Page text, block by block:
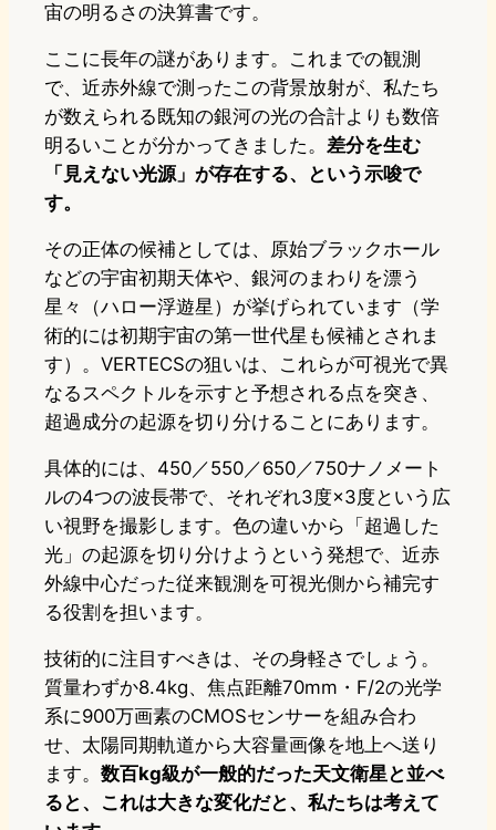
宙の明るさの決算書です。
ここに長年の謎があります。これまでの観測
で、近赤外線で測ったこの背景放射が、私たち
が数えられる既知の銀河の光の合計よりも数倍
明るいことが分かってきました。 差分を生む
「見えない光源」が存在する、という示唆で
す。
その正体の候補としては、原始ブラックホール
などの宇宙初期天体や、銀河のまわりを漂う
星々（ハロー浮遊星）が挙げられています（学
術的には初期宇宙の第一世代星も候補とされま
す）。VERTECSの狙いは、これらが可視光で異
なるスペクトルを示すと予想される点を突き、
超過成分の起源を切り分けることにあります。
具体的には、450／550／650／750ナノメート
ルの4つの波長帯で、それぞれ3度×3度という広
い視野を撮影します。色の違いから「超過した
光」の起源を切り分けようという発想で、近赤
外線中心だった従来観測を可視光側から補完す
る役割を担います。
技術的に注目すべきは、その身軽さでしょう。
質量わずか8.4kg、焦点距離70mm・F/2の光学
系に900万画素のCMOSセンサーを組み合わ
せ、太陽同期軌道から大容量画像を地上へ送り
ます。 数百kg級が一般的だった天文衛星と並べ
ると、これは大きな変化だと、私たちは考えて